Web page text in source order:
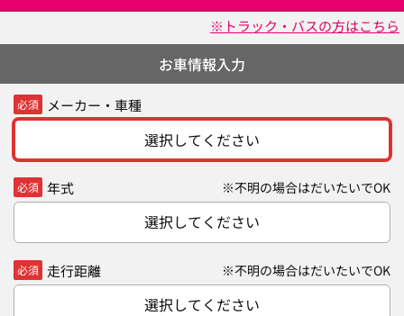
※トラック・バスの方はこちら
お車情報入力
必須 メーカー・車種
選択してください
必須 年式 ※不明の場合はだいたいでOK
選択してください
必須 走行距離 ※不明の場合はだいたいでOK
選択してください